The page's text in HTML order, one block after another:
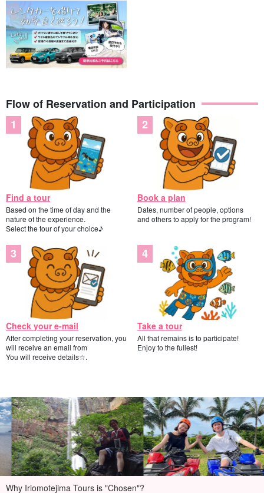
Flow of Reservation and Participation
Find a tour
Based on the time of day and the
nature of the experience.
Select the tour of your choice♪
Book a plan
Dates, number of people, options
and others to apply for the program!
Check your e-mail
After completing your reservation, you
will receive an email from
You will receive details☆.
Take a tour
All that remains is to participate!
Enjoy to the fullest!
Why Iriomotejima Tours is "Chosen"?